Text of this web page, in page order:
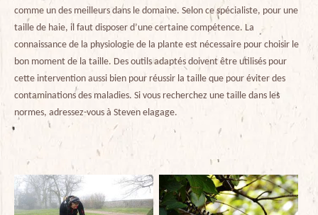
comme un des meilleurs dans le domaine. Selon ce spécialiste, pour une
taille de haie, il faut disposer d’une certaine compétence. La
connaissance de la physiologie de la plante est nécessaire pour choisir le
bon moment de la taille. Des outils adaptés doivent être utilisés pour
cette intervention aussi bien pour réussir la taille que pour éviter des
contaminations des maladies. Si vous recherchez une taille dans les
normes, adressez-vous à Steven elagage.